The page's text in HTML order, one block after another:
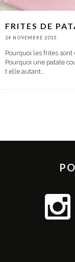
FRITES DE
24 NOVEMBRE 2015
Pourquoi les frites sont
Pourquoi une patate
t elle autant